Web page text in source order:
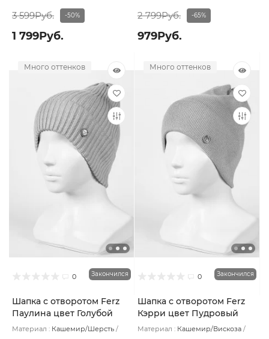
3 599Руб. -50%
1 799Руб.
2 799Руб. -65%
979Руб.
Много оттенков
0 Закончился
Шапка с отворотом Ferz
Паулина цвет Голубой
Материал : Кашемир/Шерсть
Много оттенков
0 Закончился
Шапка с отворотом Ferz
Кэрри цвет Пудровый
Материал : Кашемир/Вискоза